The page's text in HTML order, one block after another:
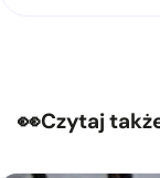
Czytaj